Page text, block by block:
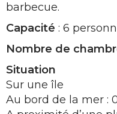
barbecue.
Capacité : 6
Nombre de
Situation
Sur une île
Au bord de la mer :